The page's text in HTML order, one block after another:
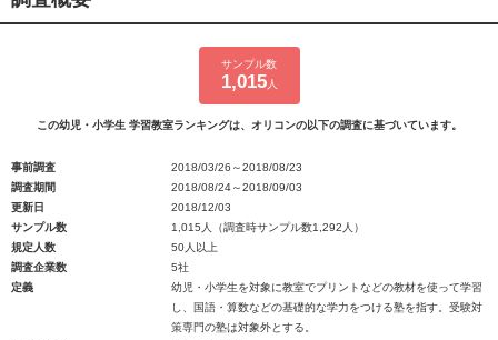
サンプル数
1,015人
この幼児・小学生 学習教室ランキングは、オリコンの以下の調査に基づいています。
事前調査
2018/03/26～2018/08/23
調査期間
2018/08/24～2018/09/03
更新日
2018/12/03
サンプル数
1,015人（調査時サンプル数1,292人）
規定人数
50人以上
調査企業数
5社
定義
幼児・小学生を対象に教室でプリントなどの教材を使って学習
し、国語・算数などの基礎的な学力をつける塾を指す。受験対
策専門の塾は対象外とする。